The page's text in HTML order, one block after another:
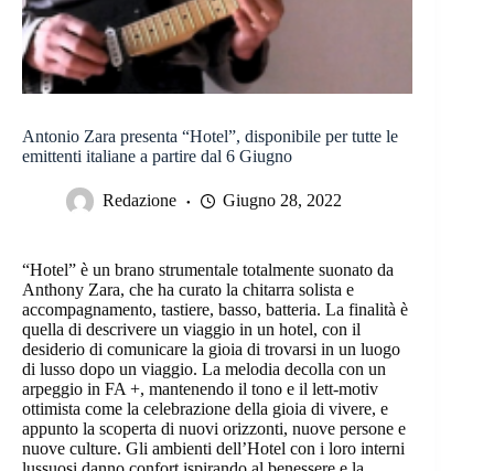
Antonio Zara presenta “Hotel”, disponibile per tutte le
emittenti italiane a partire dal 6 Giugno
Redazione Giugno 28, 2022
“Hotel” è un brano strumentale totalmente suonato da
Anthony Zara, che ha curato la chitarra solista e
accompagnamento, tastiere, basso, batteria. La finalità è
quella di descrivere un viaggio in un hotel, con il
desiderio di comunicare la gioia di trovarsi in un luogo
di lusso dopo un viaggio. La melodia decolla con un
arpeggio in FA +, mantenendo il tono e il lett-motiv
ottimista come la celebrazione della gioia di vivere, e
appunto la scoperta di nuovi orizzonti, nuove persone e
nuove culture. Gli ambienti dell’Hotel con i loro interni